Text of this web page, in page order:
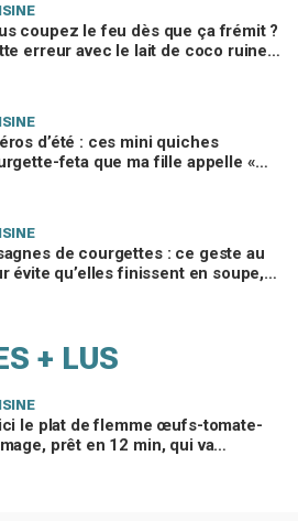
coupez le feu dès que ça frémit ?
erreur avec le lait de coco ruine
d’été : ces mini quiches
feta que ma fille appelle «
de courgettes : ce geste au
évite qu’elles finissent en soupe,
+ LUS
le plat de flemme œufs-tomate-
prêt en 12 min, qui va